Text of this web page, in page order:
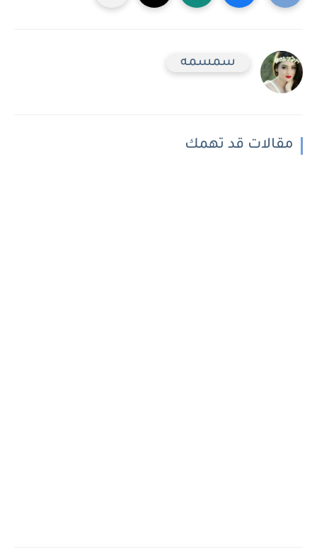
سمسمه
مقالات قد تهمك